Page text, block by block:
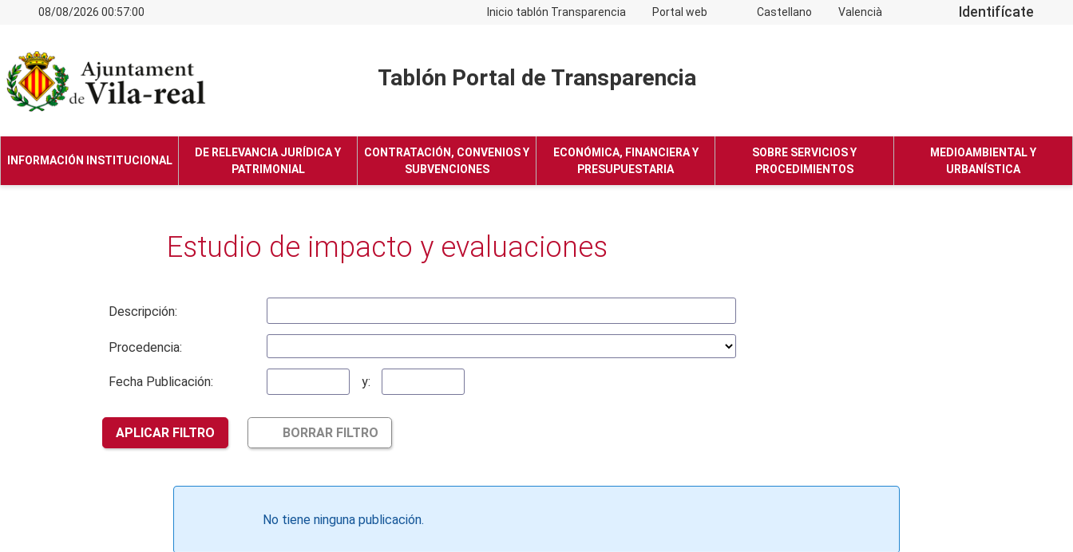
08/08/2026 00:57:00 Inicio tablón Transparencia Portal web Castellano Valencià Identifícate
Tablón Portal de Transparencia
INFORMACIÓN INSTITUCIONAL
DE RELEVANCIA JURÍDICA Y
PATRIMONIAL
CONTRATACIÓN, CONVENIOS Y
SUBVENCIONES
ECONÓMICA, FINANCIERA Y
PRESUPUESTARIA
SOBRE SERVICIOS Y
PROCEDIMIENTOS
MEDIOAMBIENTAL Y
URBANÍSTICA
Estudio de impacto y evaluaciones
Descripción:
Procedencia:
Fecha Publicación: y:
APLICAR FILTRO BORRAR FILTRO
No tiene ninguna publicación.